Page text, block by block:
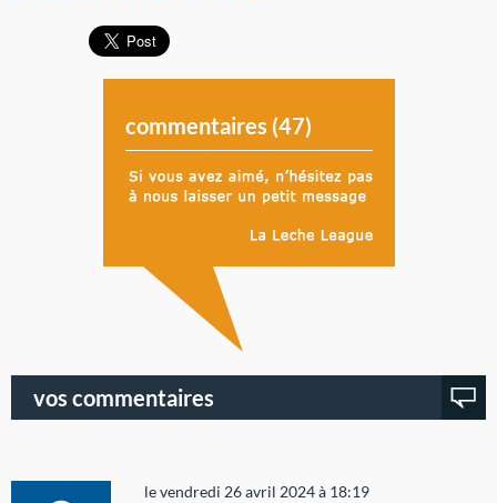
commentaires (47)
vos commentaires
le vendredi 26 avril 2024 à 18:19